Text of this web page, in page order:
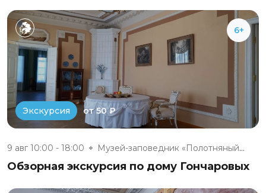
6+
Экскурсия от 50 ₽
9 авг 10:00 - 18:00 Музей-заповедник «Полотняный З...
Обзорная экскурсия по дому Гончаровых